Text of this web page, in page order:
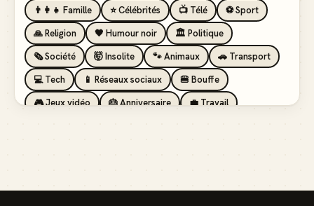
👨‍👩‍👧 Famille
⭐ Célébrités 📺 Télé
⚽ Sport
🙏 Religion
🖤 Humour noir
🏛️ Politique
🗞️ Société
🤯 Insolite 🐾 Animaux
🚗 Transport
💻 Tech
📱 Réseaux sociaux
🍔 Bouffe
🎮 Jeux vidéo
🎂 Anniversaire
💼 Travail